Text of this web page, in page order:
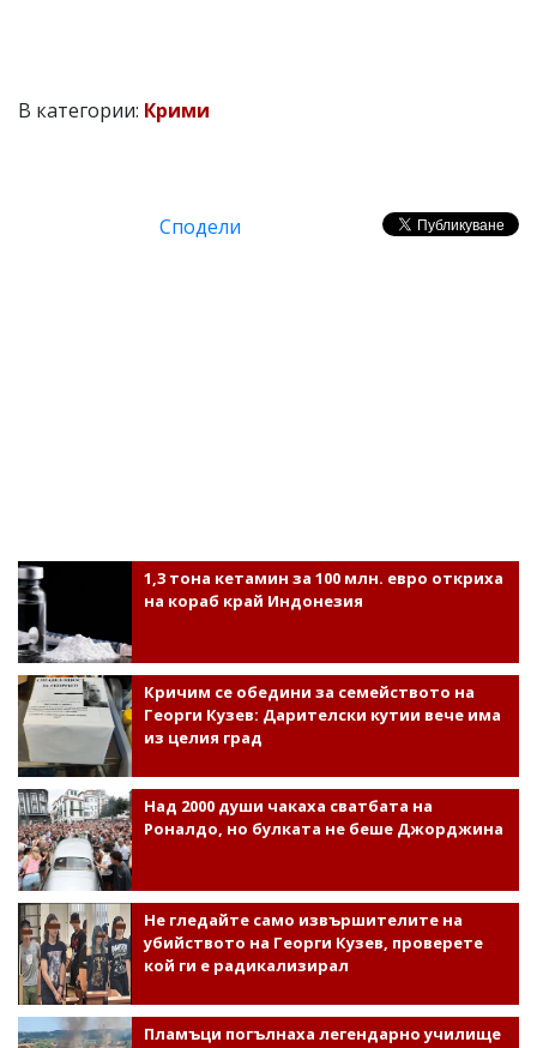
В категории: Крими
Сподели
1,3 тона кетамин за 100 млн. евро откриха
на кораб край Индонезия
Кричим се обедини за семейството на
Георги Кузев: Дарителски кутии вече има
из целия град
Над 2000 души чакаха сватбата на
Роналдо, но булката не беше Джорджина
Не гледайте само извършителите на
убийството на Георги Кузев, проверете
кой ги е радикализирал
Пламъци погълнаха легендарно училище